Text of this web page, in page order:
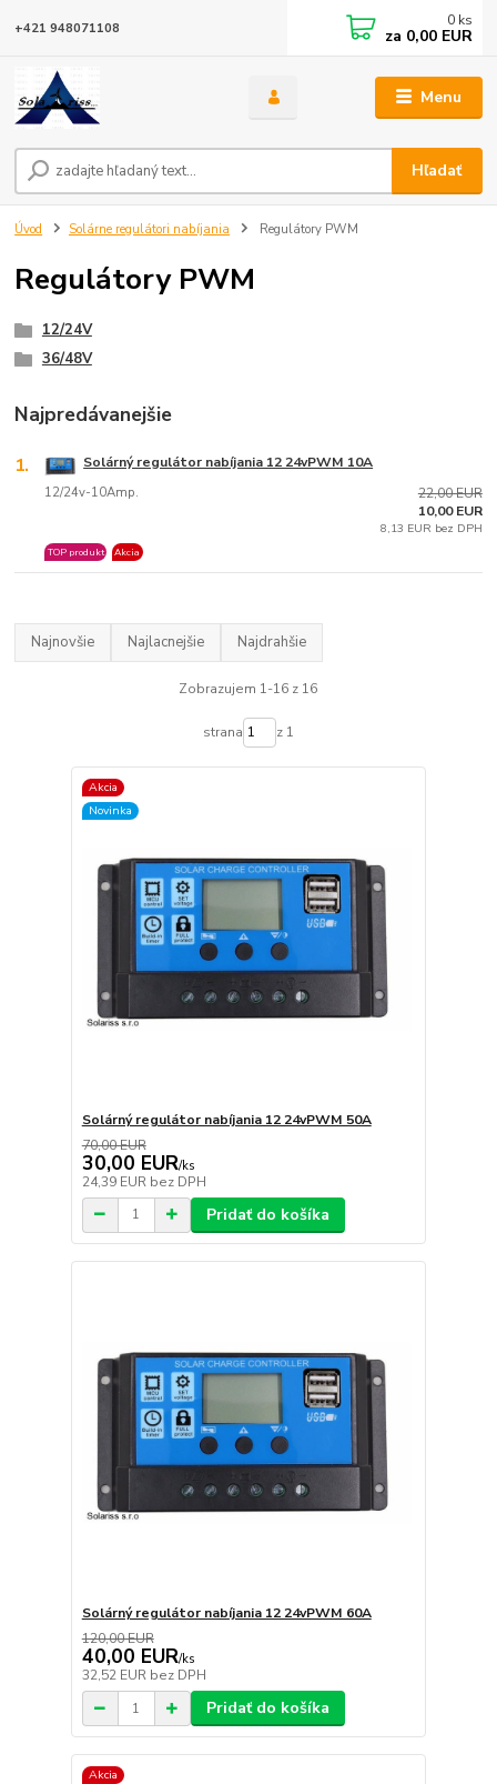
Menu
Hľadať
+421 948071108 0 ks
za 0,00 EUR
Úvod Solárne regulátori nabíjania Regulátory PWM
Regulátory PWM
12/24V
36/48V
Najpredávanejšie
1. Solárný regulátor nabíjania 12 24vPWM 10A
12/24v-10Amp.
TOP produkt Akcia
22,00 EUR
10,00 EUR
8,13 EUR bez DPH
Najnovšie Najlacnejšie Najdrahšie
Zobrazujem 1-16 z 16
strana z 1
Akcia
Novinka
Solárný regulátor nabíjania 12 24vPWM 50A
70,00 EUR
30,00 EUR/ks
24,39 EUR bez DPH
Pridať do košíka
Solárný regulátor nabíjania 12 24vPWM 60A
120,00 EUR
40,00 EUR/ks
32,52 EUR bez DPH
Pridať do košíka
Akcia